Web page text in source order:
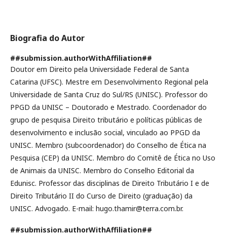
Biografia do Autor
##submission.authorWithAffiliation##
Doutor em Direito pela Universidade Federal de Santa
Catarina (UFSC). Mestre em Desenvolvimento Regional pela
Universidade de Santa Cruz do Sul/RS (UNISC). Professor do
PPGD da UNISC – Doutorado e Mestrado. Coordenador do
grupo de pesquisa Direito tributário e políticas públicas de
desenvolvimento e inclusão social, vinculado ao PPGD da
UNISC. Membro (subcoordenador) do Conselho de Ética na
Pesquisa (CEP) da UNISC. Membro do Comitê de Ética no Uso
de Animais da UNISC. Membro do Conselho Editorial da
Edunisc. Professor das disciplinas de Direito Tributário I e de
Direito Tributário II do Curso de Direito (graduação) da
UNISC. Advogado. E-mail: hugo.thamir@terra.com.br.
##submission.authorWithAffiliation##